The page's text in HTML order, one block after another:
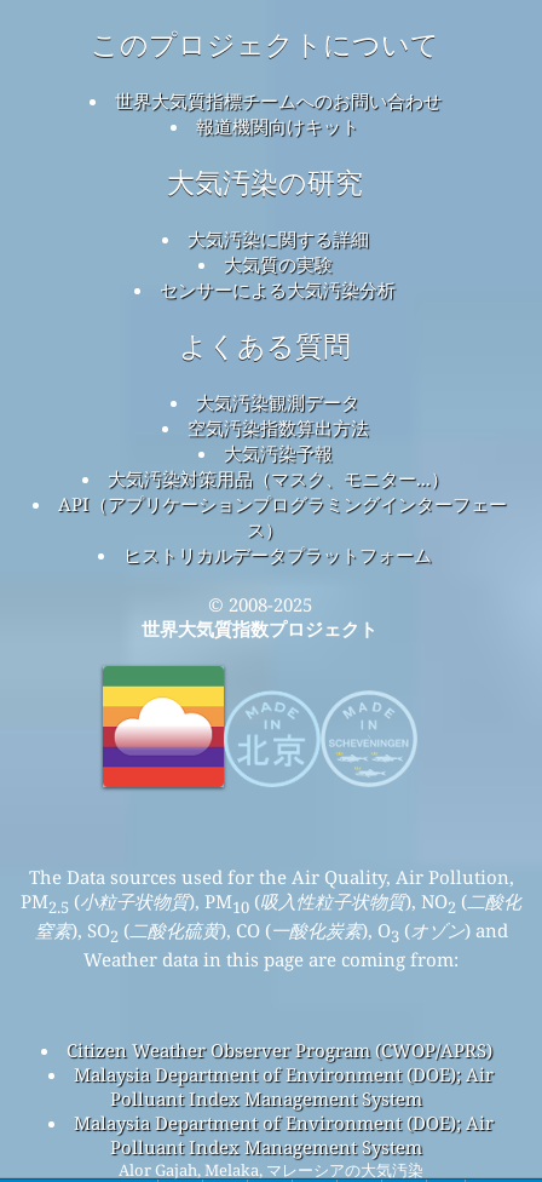
このプロジェクトについて
世界大気質指標チームへのお問い合わせ
報道機関向けキット
大気汚染の研究
大気汚染に関する詳細
大気質の実験
センサーによる大気汚染分析
よくある質問
大気汚染観測データ
空気汚染指数算出方法
大気汚染予報
大気汚染対策用品（マスク、モニター...）
API（アプリケーションプログラミングインターフェー
ス）
ヒストリカルデータプラットフォーム
© 2008-2025
世界大気質指数プロジェクト
The Data sources used for the Air Quality, Air Pollution,
PM2.5 (小粒子状物質), PM10 (吸入性粒子状物質), NO2 (二酸化
窒素), SO2 (二酸化硫黄), CO (一酸化炭素), O3 (オゾン) and
Weather data in this page are coming from:
Citizen Weather Observer Program (CWOP/APRS)
Malaysia Department of Environment (DOE); Air
Polluant Index Management System
Malaysia Department of Environment (DOE); Air
Polluant Index Management System
Alor Gajah, Melaka, マレーシアの大気汚染